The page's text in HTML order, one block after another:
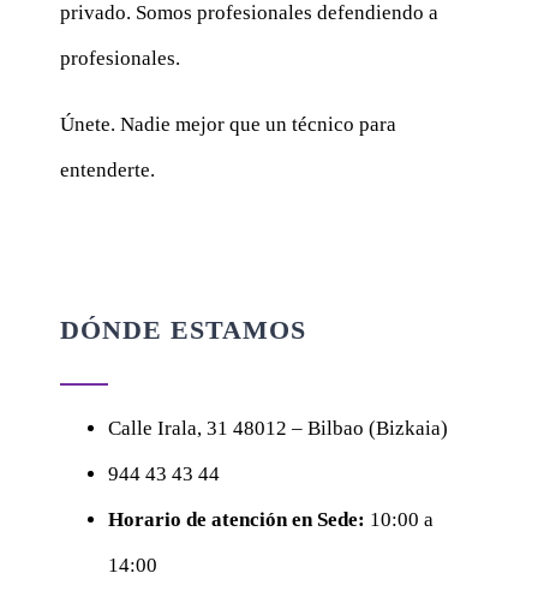
privado. Somos profesionales defendiendo a
profesionales.
Únete. Nadie mejor que un técnico para
entenderte.
DÓNDE ESTAMOS
Calle Irala, 31 48012 – Bilbao (Bizkaia)
944 43 43 44
Horario de atención en Sede: 10:00 a
14:00